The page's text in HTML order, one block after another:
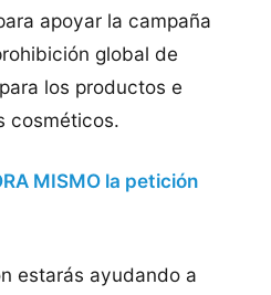
apoyar la campaña
global de
los productos e
cosméticos.
MISMO la petición
estarás ayudando a